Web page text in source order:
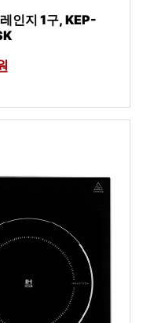
인지 1구, KEP-